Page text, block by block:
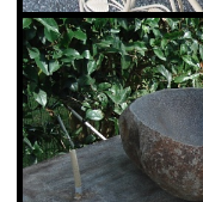
Valex Parquet Livorno
La naturale proprietà del
costante intorno ai 15 gradi
Vedi Scheda Prodotto